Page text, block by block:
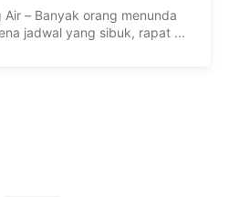
Air – Banyak orang menunda
jadwal yang sibuk, rapat ...